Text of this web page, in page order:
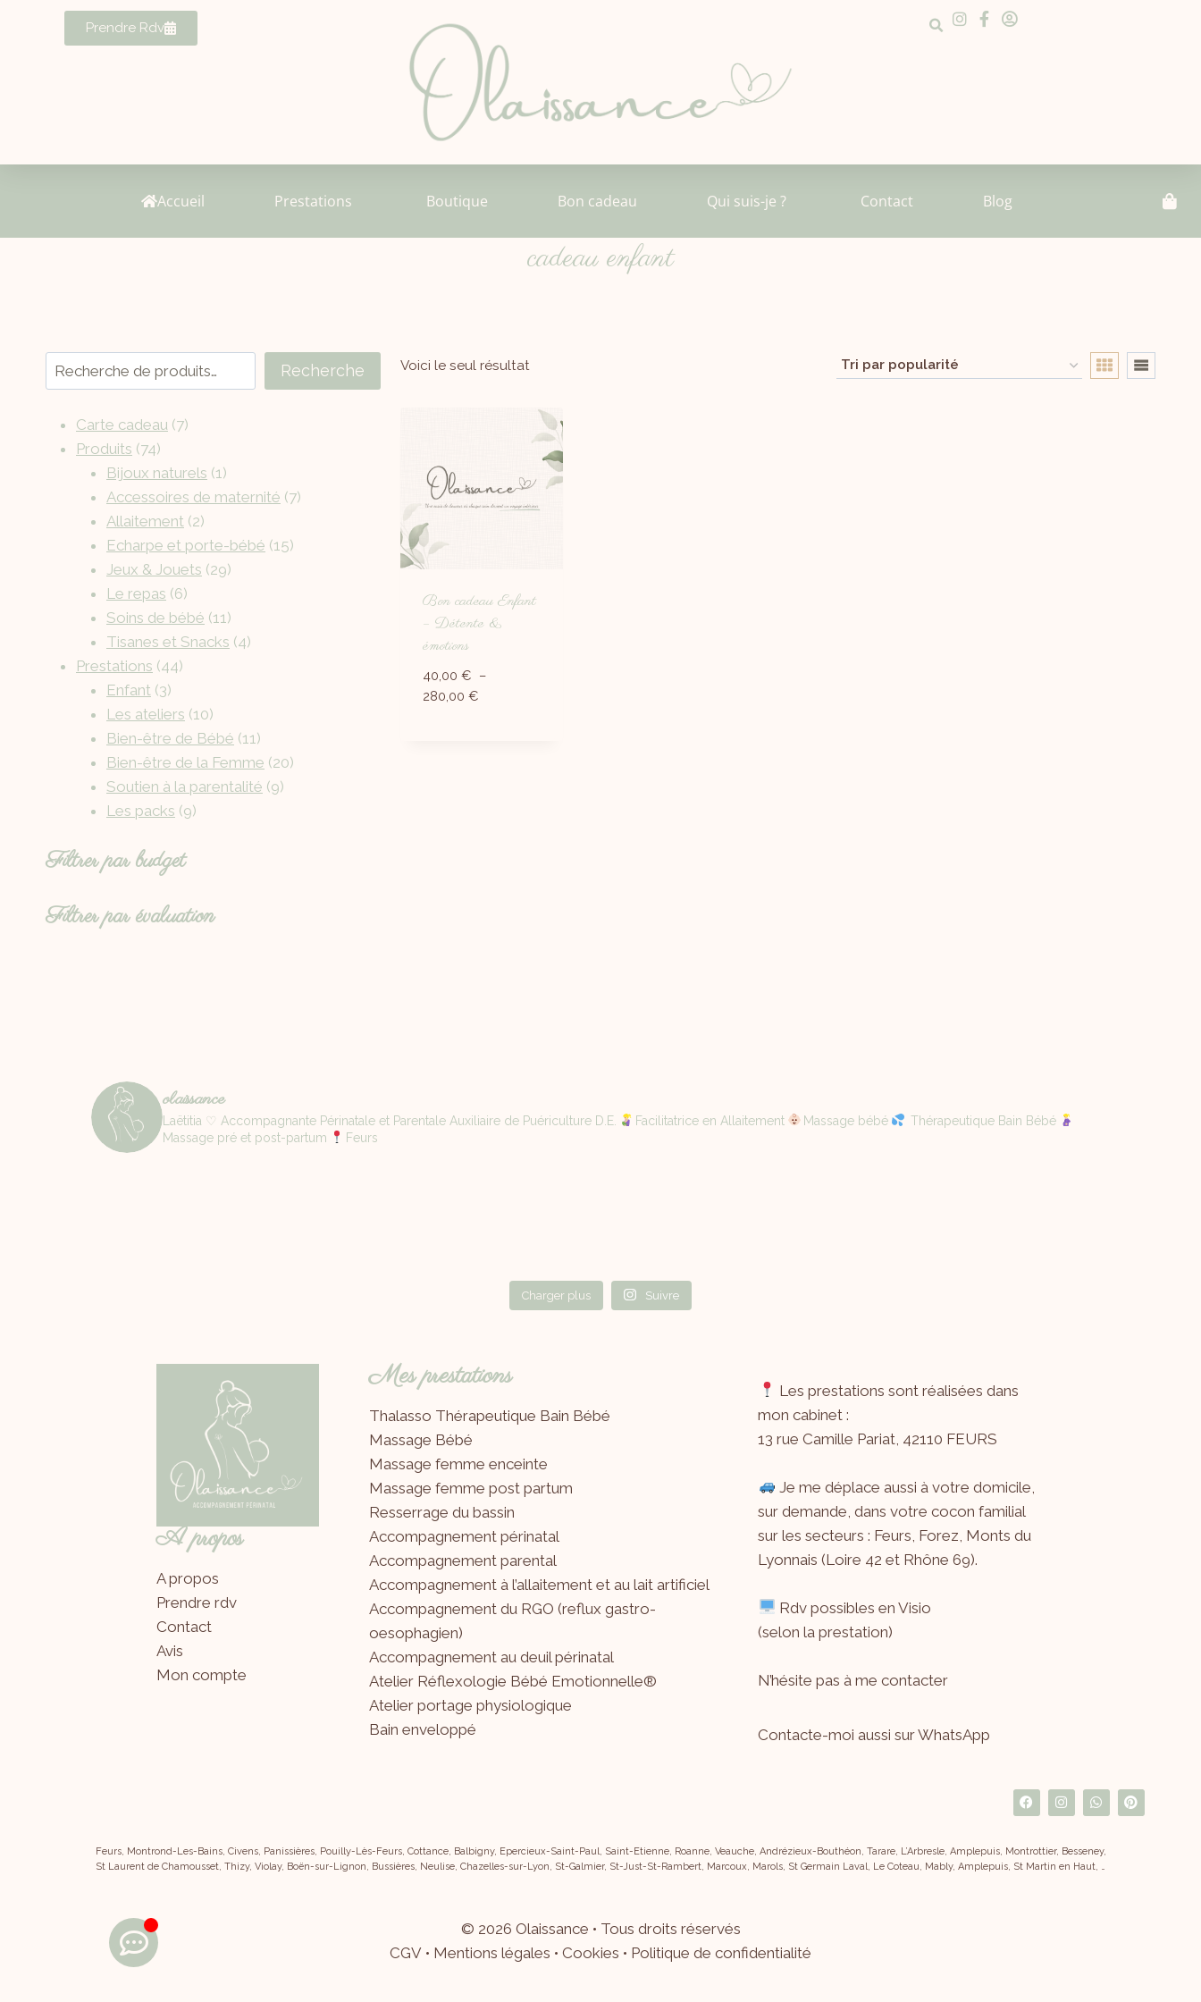
Prendre Rdv
Accueil Prestations Boutique Bon cadeau Qui suis-je ? Contact Blog
cadeau enfant
Voici le seul résultat
Bon cadeau Enfant
– Détente &
émotions
40,00 € –
280,00 €
Recherche
Carte cadeau 7
Produits 74
Bijoux naturels 1
Accessoires de maternité 7
Allaitement 2
Echarpe et porte-bébé 15
Jeux & Jouets 29
Le repas 6
Soins de bébé 11
Tisanes et Snacks 4
Prestations 44
Enfant 3
Les ateliers 10
Bien-être de Bébé 11
Bien-être de la Femme 20
Soutien à la parentalité 9
Les packs 9
Filtrer par budget
Filtrer par évaluation
olaissance
Laëtitia ♡ Accompagnante Périnatale et Parentale Auxiliaire de Puériculture D.E. Facilitatrice en Allaitement Massage bébé
Thérapeutique Bain Bébé
Massage pré et post-partum
Feurs
Charger plus Suivre
A propos
A propos
Prendre rdv
Contact
Avis
Mon compte
Mes prestations
Thalasso Thérapeutique Bain Bébé
Massage Bébé
Massage femme enceinte
Massage femme post partum
Resserrage du bassin
Accompagnement périnatal
Accompagnement parental
Accompagnement à l’allaitement et au lait artificiel
Accompagnement du RGO (reflux gastro-
oesophagien)
Accompagnement au deuil périnatal
Atelier Réflexologie Bébé Emotionnelle®
Atelier portage physiologique
Bain enveloppé
Les prestations sont réalisées dans
mon cabinet :
13 rue Camille Pariat, 42110 FEURS
Je me déplace aussi à votre domicile,
sur demande, dans votre cocon familial
sur les secteurs : Feurs, Forez, Monts du
Lyonnais (Loire 42 et Rhône 69).
Rdv possibles en Visio
(selon la prestation)
N’hésite pas à mecontacter
Contacte-moi aussi sur WhatsApp
Feurs, Montrond-Les-Bains, Civens, Panissières, Pouilly-Lès-Feurs, Cottance, Balbigny, Epercieux-Saint-Paul, Saint-Etienne, Roanne, Veauche, Andrézieux-Bouthéon, Tarare, L’Arbresle, Amplepuis, Montrottier, Besseney,
St Laurent de Chamousset, Thizy, Violay, Boën-sur-Lignon, Bussières, Neulise, Chazelles-sur-Lyon, St-Galmier, St-Just-St-Rambert, Marcoux, Marols, St Germain Laval, Le Coteau, Mably, Amplepuis, St Martin en Haut, …
© 2026 Olaissance • Tous droits réservés
CGV • Mentions légales • Cookies • Politique de confidentialité